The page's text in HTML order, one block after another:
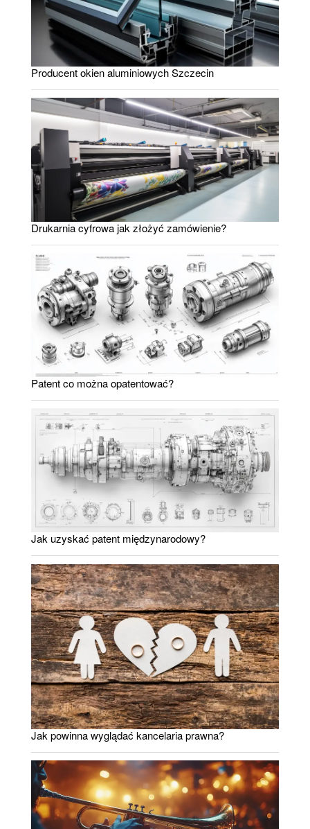
Producent okien aluminiowych Szczecin
Drukarnia cyfrowa jak złożyć zamówienie?
Patent co można opatentować?
Jak uzyskać patent międzynarodowy?
Jak powinna wyglądać kancelaria prawna?